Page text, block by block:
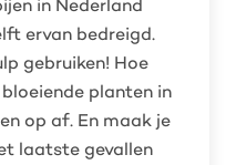
in Nederland
ervan bedreigd.
gebruiken! Hoe
planten in
op af. En maak je
laatste gevallen